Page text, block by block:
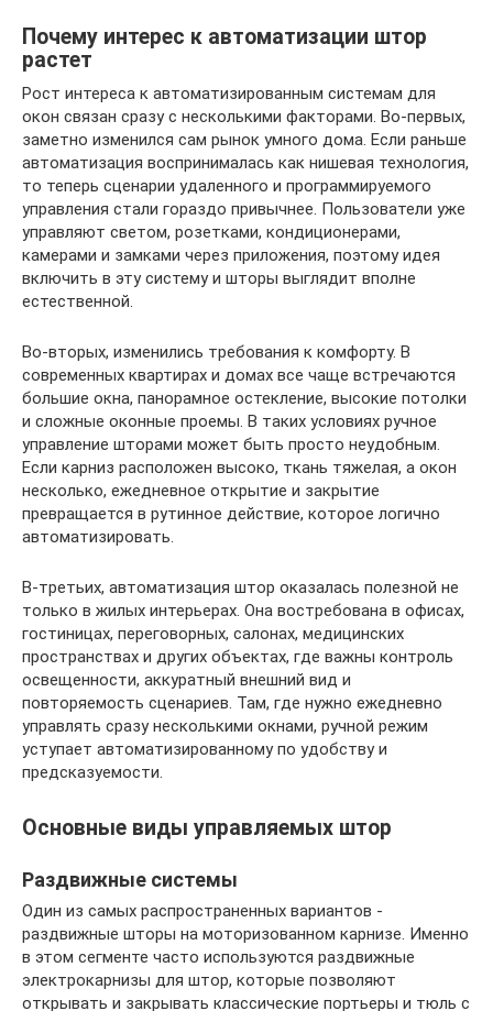
Почему интерес к автоматизации штор
растет
Рост интереса к автоматизированным системам для
окон связан сразу с несколькими факторами. Во-первых,
заметно изменился сам рынок умного дома. Если раньше
автоматизация воспринималась как нишевая технология,
то теперь сценарии удаленного и программируемого
управления стали гораздо привычнее. Пользователи уже
управляют светом, розетками, кондиционерами,
камерами и замками через приложения, поэтому идея
включить в эту систему и шторы выглядит вполне
естественной.
Во-вторых, изменились требования к комфорту. В
современных квартирах и домах все чаще встречаются
большие окна, панорамное остекление, высокие потолки
и сложные оконные проемы. В таких условиях ручное
управление шторами может быть просто неудобным.
Если карниз расположен высоко, ткань тяжелая, а окон
несколько, ежедневное открытие и закрытие
превращается в рутинное действие, которое логично
автоматизировать.
В-третьих, автоматизация штор оказалась полезной не
только в жилых интерьерах. Она востребована в офисах,
гостиницах, переговорных, салонах, медицинских
пространствах и других объектах, где важны контроль
освещенности, аккуратный внешний вид и
повторяемость сценариев. Там, где нужно ежедневно
управлять сразу несколькими окнами, ручной режим
уступает автоматизированному по удобству и
предсказуемости.
Основные виды управляемых штор
Раздвижные системы
Один из самых распространенных вариантов -
раздвижные шторы на моторизованном карнизе. Именно
в этом сегменте часто используются раздвижные
электрокарнизы для штор, которые позволяют
открывать и закрывать классические портьеры и тюль с